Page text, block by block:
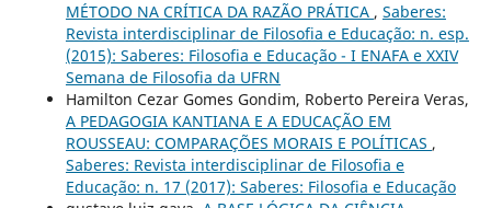
MÉTODO NA CRÍTICA DA RAZÃO PRÁTICA , Saberes:
Revista interdisciplinar de Filosofia e Educação: n. esp.
(2015): Saberes: Filosofia e Educação - I ENAFA e XXIV
Semana de Filosofia da UFRN
Hamilton Cezar Gomes Gondim, Roberto Pereira Veras,
A PEDAGOGIA KANTIANA E A EDUCAÇÃO EM
ROUSSEAU: COMPARAÇÕES MORAIS E POLÍTICAS ,
Saberes: Revista interdisciplinar de Filosofia e
Educação: n. 17 (2017): Saberes: Filosofia e Educação